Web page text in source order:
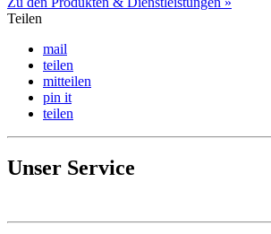
Teilen
mail
teilen
mitteilen
pin it
teilen
Unser Service